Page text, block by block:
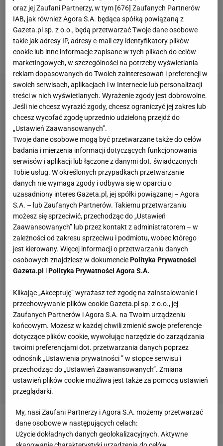
rundy z Marią Sakkari), a przecież do głównej
drabinki musiała przebijać się przez kwalifikacje.
Łącznie ma już za sobą osiem zwycięskich spotkań
na paryskich kortach.
Zobacz wideo14-letnia Maja Chwalińska o
tenisowych marzeniach
oraz jej Zaufani Partnerzy, w tym [676] Zaufanych Partnerów
IAB, jak również Agora S.A. będąca spółką powiązaną z
Gazeta.pl sp. z o.o., będą przetwarzać Twoje dane osobowe
takie jak adresy IP, adresy e-mail czy identyfikatory plików
cookie lub inne informacje zapisane w tych plikach do celów
marketingowych, w szczególności na potrzeby wyświetlania
reklam dopasowanych do Twoich zainteresowań i preferencji w
swoich serwisach, aplikacjach i w Internecie lub personalizacji
treści w nich wyświetlanych. Wyrażenie zgody jest dobrowolne.
Jeśli nie chcesz wyrazić zgody, chcesz ograniczyć jej zakres lub
chcesz wycofać zgodę uprzednio udzieloną przejdź do
„Ustawień Zaawansowanych”.
Twoje dane osobowe mogą być przetwarzane także do celów
badania i mierzenia informacji dotyczących funkcjonowania
serwisów i aplikacji lub łączone z danymi dot. świadczonych
Tobie usług. W określonych przypadkach przetwarzanie
danych nie wymaga zgody i odbywa się w oparciu o
uzasadniony interes Gazeta.pl, jej spółki powiązanej – Agora
S.A. – lub Zaufanych Partnerów. Takiemu przetwarzaniu
możesz się sprzeciwić, przechodząc do „Ustawień
Zaawansowanych” lub przez kontakt z administratorem – w
zależności od zakresu sprzeciwu i podmiotu, wobec którego
jest kierowany. Więcej informacji o przetwarzaniu danych
osobowych znajdziesz w dokumenciePolityka Prywatności
Gazeta.pl iPolityka Prywatności Agora S.A.
Klikając „Akceptuję” wyrażasz też zgodę na zainstalowanie i
przechowywanie plików cookie Gazeta.pl sp. z o.o., jej
Zaufanych Partnerów i Agora S.A. na Twoim urządzeniu
końcowym. Możesz w każdej chwili zmienić swoje preferencje
dotyczące plików cookie, wywołując narzędzie do zarządzania
twoimi preferencjami dot. przetwarzania danych poprzez
odnośnik „Ustawienia prywatności ” w stopce serwisu i
przechodząc do „Ustawień Zaawansowanych”. Zmiana
ustawień plików cookie możliwa jest także za pomocą ustawień
przeglądarki.
My, nasi Zaufani Partnerzy i Agora S.A. możemy przetwarzać
dane osobowe w następujących celach:
Użycie dokładnych danych geolokalizacyjnych. Aktywne